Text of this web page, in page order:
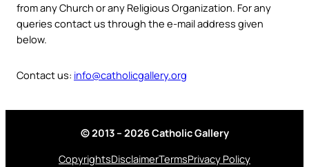
from any Church or any Religious Organization. For any
queries contact us through the e-mail address given
below.
Contact us: info@catholicgallery.org
© 2013 – 2026 Catholic Gallery
CopyrightsDisclaimerTermsPrivacy Policy